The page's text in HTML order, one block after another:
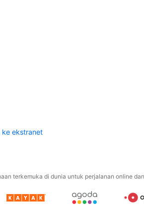
ke ekstranet
terkemuka di dunia untuk perjalanan online